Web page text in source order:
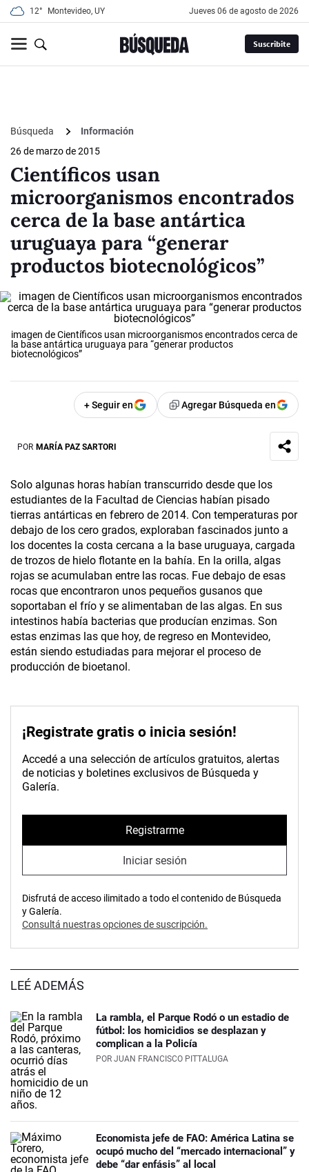
12° Montevideo, UY jueves 06 de agosto de 2026
Suscribite
Búsqueda
Información
26 de marzo de 2015
Científicos usan
microorganismos encontrados
cerca de la base antártica
uruguaya para “generar
productos biotecnológicos”
imagen de Científicos usan microorganismos encontrados cerca de
la base antártica uruguaya para “generar productos
biotecnológicos”
+ Seguir en Agregar Búsqueda en
POR MARÍA PAZ SARTORI
Solo algunas horas habían transcurrido desde que los
estudiantes de la Facultad de Ciencias habían pisado
tierras antárticas en febrero de 2014. Con temperaturas por
debajo de los cero grados, exploraban fascinados junto a
los docentes la costa cercana a la base uruguaya, cargada
de trozos de hielo flotante en la bahía. En la orilla, algas
rojas se acumulaban entre las rocas. Fue debajo de esas
rocas que encontraron unos pequeños gusanos que
soportaban el frío y se alimentaban de las algas. En sus
intestinos había bacterias que producían enzimas. Son
estas enzimas las que hoy, de regreso en Montevideo,
están siendo estudiadas para mejorar el proceso de
producción de bioetanol.
¡Registrate gratis o inicia sesión!
Accedé a una selección de artículos gratuitos, alertas
de noticias y boletines exclusivos de Búsqueda y
Galería.
Registrarme
Iniciar sesión
Disfrutá de acceso ilimitado a todo el contenido de Búsqueda
y Galería.
Consultá nuestras opciones de suscripción.
LEÉ ADEMÁS
La rambla, el Parque Rodó o un estadio de
fútbol: los homicidios se desplazan y
complican a la Policía
POR JUAN FRANCISCO PITTALUGA
Economista jefe de FAO: América Latina se
ocupó mucho del “mercado internacional” y
debe “dar enfásis” al local